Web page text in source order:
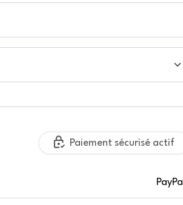
Paiement sécurisé actif
PayPal